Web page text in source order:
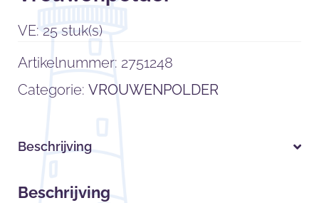
VE: 25 stuk(s)
Artikelnummer: 2751248
Categorie:VROUWENPOLDER
Beschrijving
Beschrijving